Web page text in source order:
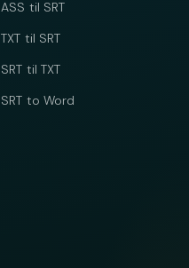
ASS til SRT
TXT til SRT
SRT til TXT
SRT to Word